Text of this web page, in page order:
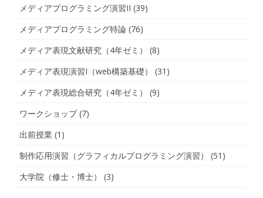
メディアプログラミング演習II (39)
メディアプログラミング特論 (76)
メディア表現文献研究（4年ゼミ）
(8)
メディア表現演習I（web構築基礎）
(31)
メディア表現総合研究（4年ゼミ）
(9)
ワークショップ(7)
出前授業 (1)
制作応用演習（グラフィカルプログラミング演習）
(51)
大学院（修士・博士）
(3)